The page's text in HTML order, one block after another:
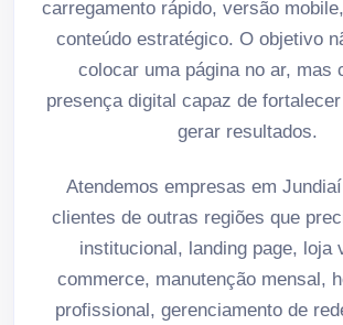
carregamento rápido, versão
conteúdo estratégico. O objetivo
colocar uma página no ar, mas
presença digital capaz de
gerar resultados.
Atendemos empresas em
clientes de outras regiões que
institucional, landing page, loja
commerce, manutenção mensal,
profissional, gerenciamento de